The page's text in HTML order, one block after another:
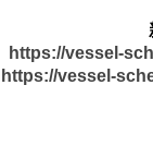
https://vessel-
https://vessel-